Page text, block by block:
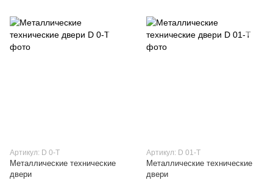
Артикул: D 0-Т
Металлические технические
двери
Артикул: D 01-Т
Металлические технические
двери